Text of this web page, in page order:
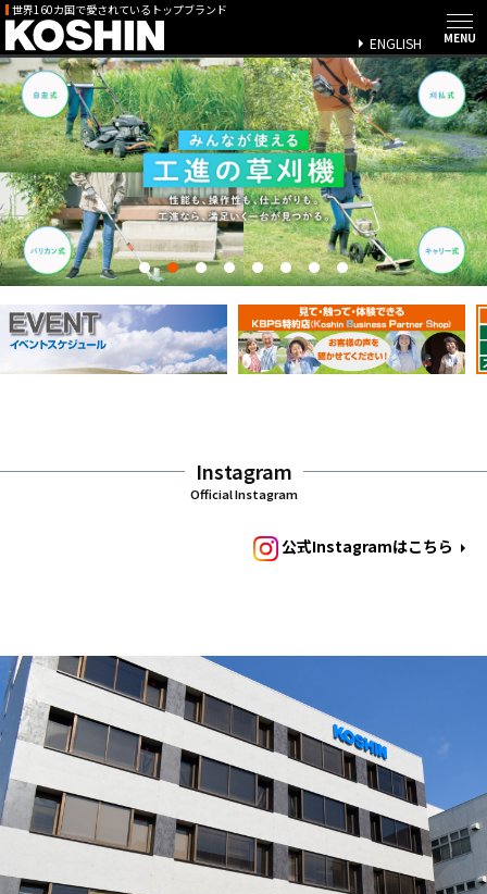
世界160カ国で愛されているトップブランド
ENGLISH
Instagram
Official Instagram
公式Instagramはこちら